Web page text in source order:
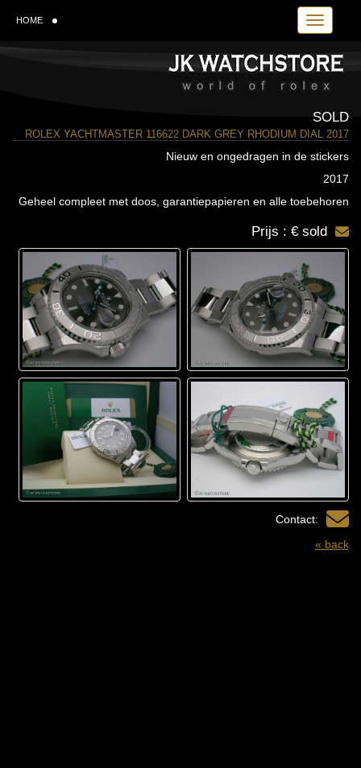
Toggle
HOME
SOLD
ROLEX YACHTMASTER 116622 DARK GREY RHODIUM DIAL 2017
Nieuw en ongedragen in de stickers
2017
Geheel compleet met doos, garantiepapieren en alle toebehoren
Prijs : € sold
Contact:
« back